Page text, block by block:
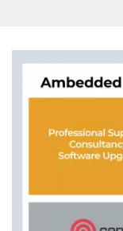
profesionální
nabízející jak